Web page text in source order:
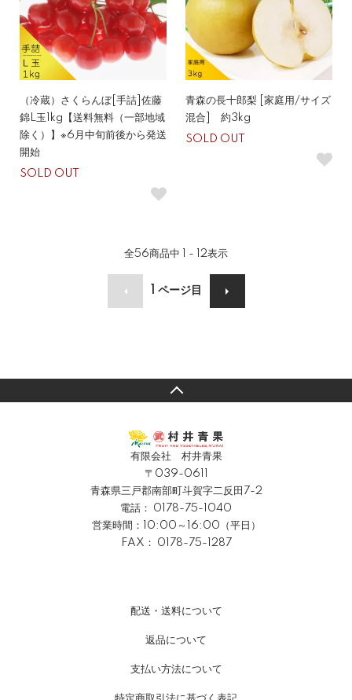
（冷蔵）さくらんぼ[手詰]佐藤
錦L玉1kg【送料無料（一部地域
除く）】※6月中旬前後から発送
開始
SOLD OUT
青森の長十郎梨 [家庭用/サイズ
混合] 約3kg
SOLD OUT
全56商品中 1 - 12表示
ページ目
有限会社 村井青果
〒039-0611
青森県三戸郡南部町斗賀字二反田7-2
電話： 0178-75-1040
営業時間：10:00～16:00（平日）
FAX： 0178-75-1287
配送・送料について
返品について
支払い方法について